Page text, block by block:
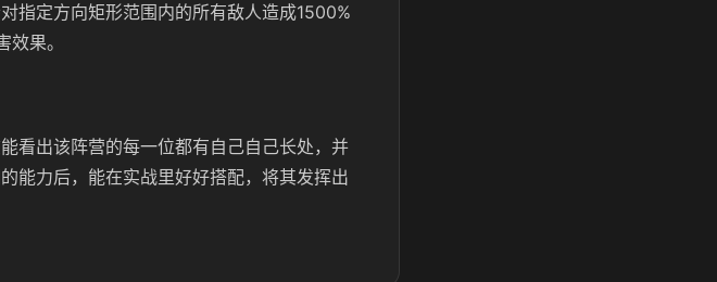
指定方向矩形范围内的所有敌人造成1500%
果。
看出该阵营的每一位都有自己自己长处，并
能力后，能在实战里好好搭配，将其发挥出